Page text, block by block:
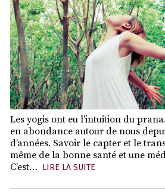
Les yogis ont eu l’intuition du
en abondance autour de nous
d’années. Savoir le capter et le
même de la bonne santé et une
C’est… LIRE LA SUITE